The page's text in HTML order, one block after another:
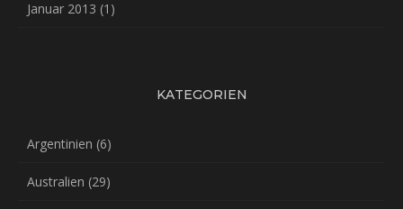
Januar 2013 (1)
KATEGORIEN
Argentinien (6)
Australien (29)